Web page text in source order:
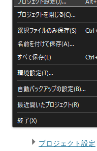
プロジェクト設定